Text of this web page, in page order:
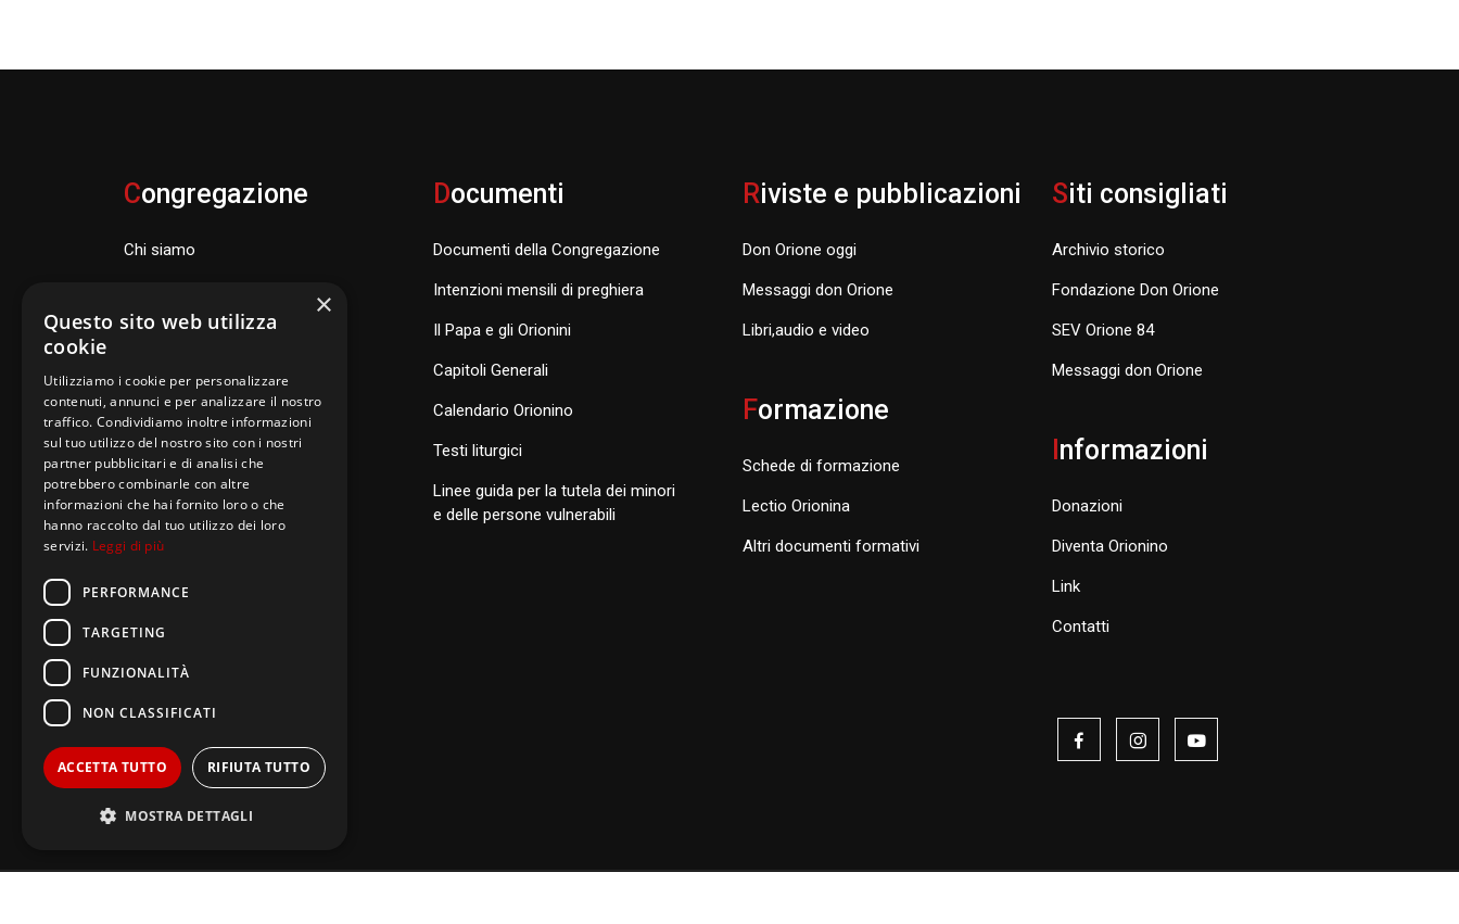
Congregazione
Chi siamo
Dove siamo nel mondo
Santi di Famiglia
Postulazione Generale
San Luigi Orione
Santi di Famiglia
Documenti
Documenti della Congregazione
Intenzioni mensili di preghiera
Il Papa e gli Orionini
Capitoli Generali
Calendario Orionino
Testi liturgici
Linee guida per la tutela dei minori
e delle persone vulnerabili
Riviste e pubblicazioni
Don Orione oggi
Messaggi don Orione
Libri,audio e video
Formazione
Schede di formazione
Lectio Orionina
Altri documenti formativi
Siti consigliati
Archivio storico
Fondazione Don Orione
SEV Orione 84
Messaggi don Orione
nformazioni
Donazioni
Diventa Orionino
Link
Contatti
×
Questo sito web utilizza
cookie
Utilizziamo i cookie per personalizzare
contenuti, annunci e per analizzare il nostro
traffico. Condividiamo inoltre informazioni
sul tuo utilizzo del nostro sito con i nostri
partner pubblicitari e di analisi che
potrebbero combinarle con altre
informazioni che hai fornito loro o che
hanno raccolto dal tuo utilizzo dei loro
servizi. Leggi di più
PERFORMANCE
TARGETING
FUNZIONALITÀ
NON CLASSIFICATI
ACCETTA TUTTO RIFIUTA TUTTO
MOSTRA DETTAGLI